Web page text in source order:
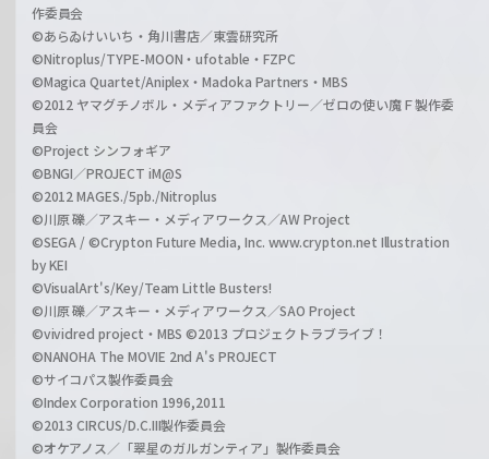
作委員会
©あらゐけいいち・角川書店／東雲研究所
©Nitroplus/TYPE-MOON・ufotable・FZPC
©Magica Quartet/Aniplex・Madoka Partners・MBS
©2012 ヤマグチノボル・メディアファクトリー／ゼロの使い魔Ｆ製作委
員会
©Project シンフォギア
©BNGI／PROJECT iM@S
©2012 MAGES./5pb./Nitroplus
©川原 礫／アスキー・メディアワークス／AW Project
©SEGA / ©Crypton Future Media, Inc. www.crypton.net Illustration
by KEI
©VisualArt's/Key/Team Little Busters!
©川原 礫／アスキー・メディアワークス／SAO Project
©vividred project・MBS ©2013 プロジェクトラブライブ！
©NANOHA The MOVIE 2nd A's PROJECT
©サイコパス製作委員会
©Index Corporation 1996,2011
©2013 CIRCUS/D.C.III製作委員会
©オケアノス／「翠星のガルガンティア」製作委員会